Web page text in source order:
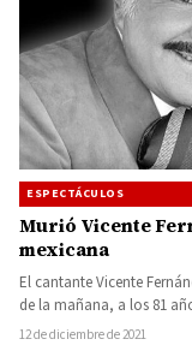
ESPECTÁCULOS
Murió Vicente
mexicana
El cantante Vicente
de la mañana, a los 81
12 de diciembre de 2021